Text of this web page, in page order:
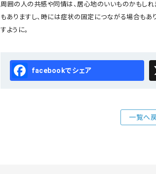
周囲の人の共感や同情は、居心地のいいものかもし
もありますし、時には症状の固定につながる場合もあ
すように。
Facebook
一覧へ